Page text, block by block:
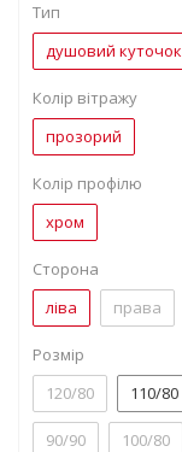
Тип
душовий куточок
Колір вітражу
прозорий
Колір профілю
хром
Сторона
ліва
права
Розмір
120/80
110/80
90/90 100/80